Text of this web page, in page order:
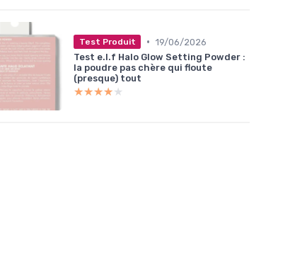
Test Produit • 19/06/2026
Test e.l.f Halo Glow Setting Powder :
la poudre pas chère qui floute
(presque) tout
★★★★★
★★★★★